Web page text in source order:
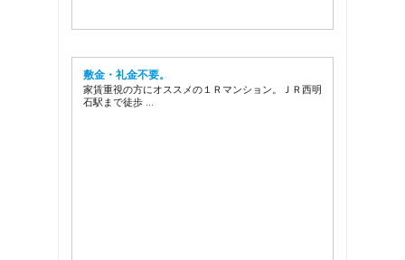
敷金・礼金不要。
家賃重視の方にオススメの１Ｒマンション。ＪＲ西明
石駅まで徒歩 …